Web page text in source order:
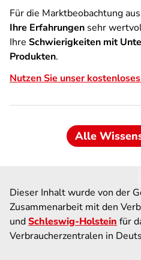
Für die Marktbeobachtung
Ihre Erfahrungen sehr
Ihre Schwierigkeiten mit
Produkten.
Nutzen Sie unser
Alle
Dieser Inhalt wurde von der
Zusammenarbeit mit den
undSchleswig-Holstein für
Verbraucherzentralen in